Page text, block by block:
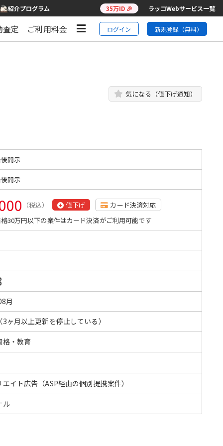
紹介プログラム 35万ID 🎉 ラッコWebサービス一覧
査定 ご利用料金 ログイン 新規登録（無料）
気になる（値下げ通知）
開示
開示
（税込） 値下げ
カード決済対応
30万円以下の案件はカード決済がご利用可能です
月
ヶ月以上更新を停止している）
格・教育
イト広告（ASP経由の個別提携案件）
ル